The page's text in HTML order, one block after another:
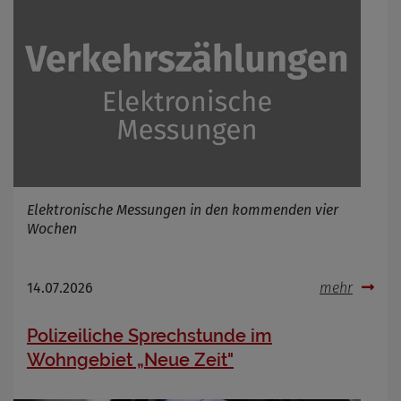
Elektronische Messungen in den kommenden vier
Wochen
14.07.2026 mehr
Polizeiliche Sprechstunde im
Wohngebiet „Neue Zeit"
Cookie Laufzeit
Infos schließen